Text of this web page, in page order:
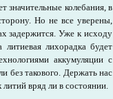
значительные колебания, в
Но не все уверены,
задержится. Уже к исходу
литиевая лихорадка будет
аккумуляции с
без такового. Держать нас
вряд ли в состоянии.